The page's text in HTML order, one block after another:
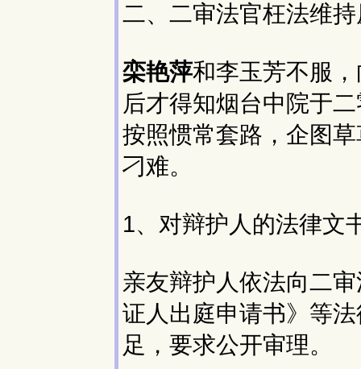
二、二审法官枉法维
栾艳萍和李玉芳不服
后才得知烟台中院于
按照惯常套路，企图
刁难。
1、对辩护人的法律文
亲友辩护人依法向二
证人出庭申请书》等
足，要求公开审理。